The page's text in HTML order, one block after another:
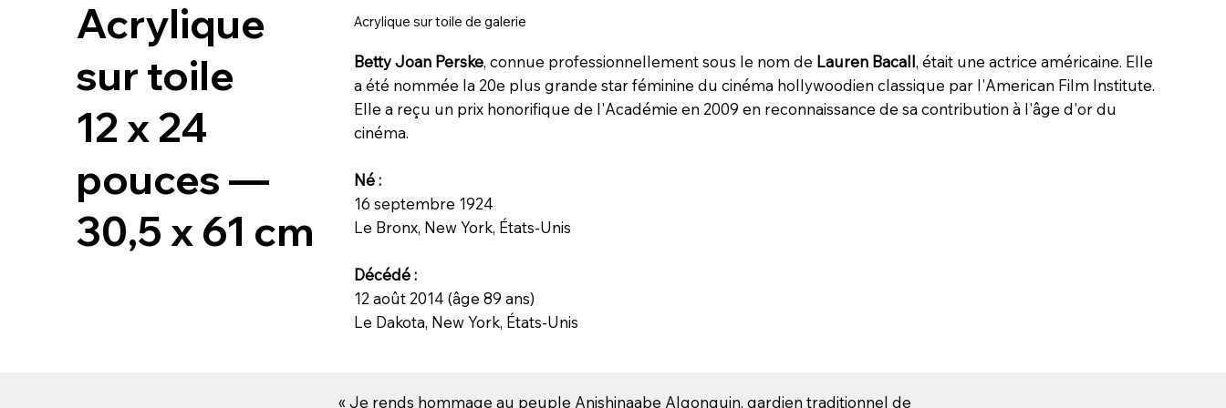
Acrylique
sur toile
12 x 24
pouces —
30,5 x 61 cm
Acrylique sur toile de galerie
Betty Joan Perske, connue professionnellement sous le nom de Lauren Bacall, était une actrice américaine. Elle
a été nommée la 20e plus grande star féminine du cinéma hollywoodien classique par l'American Film Institute.
Elle a reçu un prix honorifique de l'Académie en 2009 en reconnaissance de sa contribution à l'âge d'or du
cinéma.
Né :
16 septembre 1924
Le Bronx, New York, États-Unis
Décédé :
12 août 2014 (âge 89 ans)
Le Dakota, New York, États-Unis
« Je rends hommage au peuple Anishinaabe Algonquin, gardien traditionnel de